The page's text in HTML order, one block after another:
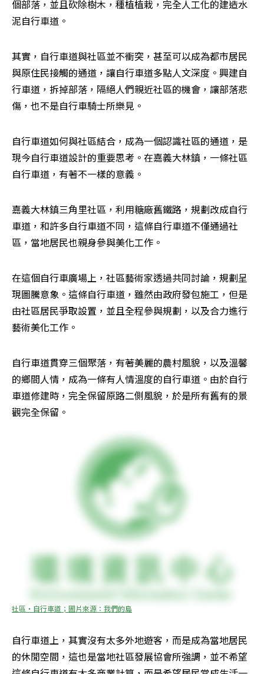
個部落，並且砍除樹木，種植植栽，完全人工化的建造水
泥自行車道。
其實，自行車道與社區並不衝突，甚至可以成為都市居民
與原住民接觸的通道，讓自行車道多點人文深度。興建自
行車道，拆掉部落，隔絕人們親近社區的機會，讓部落悲
傷，也不是自行車騎士所樂見。
自行車道如何與社區結合，成為一個認識社區的通道，是
現今自行車道設計的重要思考。在嘉義大林鎮，一條社區
自行車道，有著不一樣的意義。
嘉義大林鎮三角里社區，利用糖廠舊鐵路，規劃改成自行
車道，和許多自行車道不同，這條自行車道不僅通過社
區，當地居民也親身參與美化工作。
在這個自行車廣場上，社區藝術家透過共同討論，規劃呈
現圖騰意象。這條自行車道，雖然由政府發包施工，但是
由社區居民爭取設置，並且全程參與規劃，以及合力進行
藝術美化工作。
自行車道貫穿三個聚落，有著美麗的農村風貌，以及溫馨
的鄉間人情，成為一條有人情溫度的自行車道。由於自行
車道修建時，完全保留原路二側風貌，於是所有舊有的景
觀完全保留。
社區‧自行車道；圖片來源：我們的島
自行車道上，其實沒有太多外地遊客，而是成為當地居民
的休閒空間，這也是當地社區發展協會所強調，並不希望